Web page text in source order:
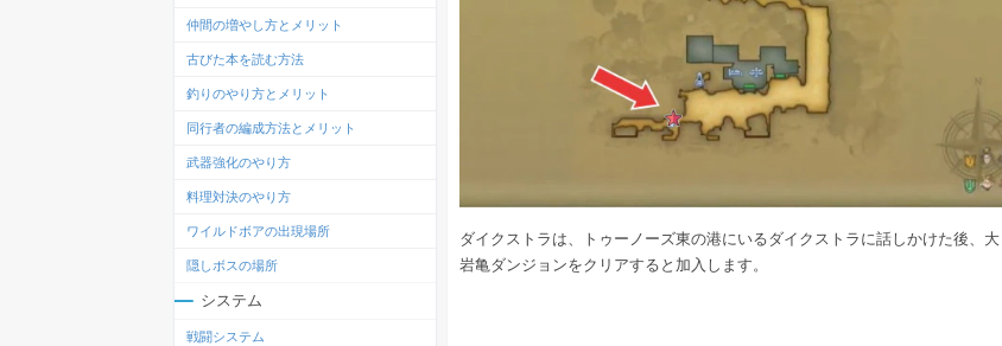
ダイクストラは、トゥーノーズ東の港にいるダイクストラに話しかけた後、大
岩亀ダンジョンをクリアすると加入します。
仲間の増やし方とメリット
古びた本を読む方法
釣りのやり方とメリット
同行者の編成方法とメリット
武器強化のやり方
料理対決のやり方
ワイルドボアの出現場所
隠しボスの場所
システム
戦闘システム